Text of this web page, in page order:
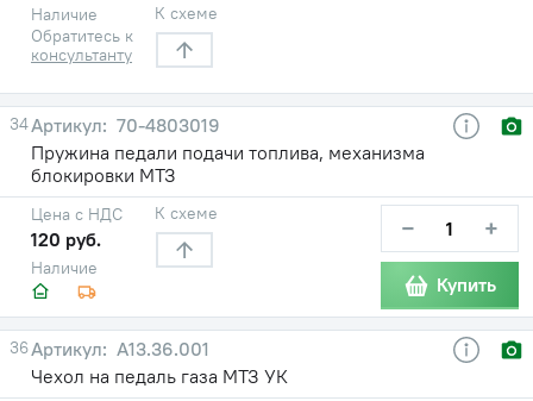
Наличие
Обратитесь к
консультанту
К схеме
34
70-4803019
Пружина педали подачи топлива, механизма
блокировки МТЗ
Наличие
Цена с НДС
120 руб.
К схеме − +
Купить
36
А13.36.001
Чехол на педаль газа МТЗ УК